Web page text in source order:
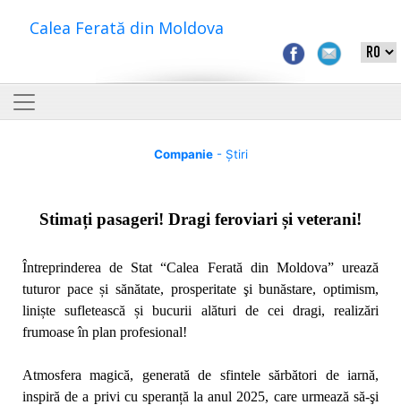
Calea Ferată din Moldova
Companie- Știri
Stimați pasageri! Dragi feroviari și veterani!
Întreprinderea de Stat “Calea Ferată din Moldova” urează
tuturor pace și sănătate, prosperitate şi bunăstare, optimism,
liniște sufletească și bucurii alături de cei dragi, realizări
frumoase în plan profesional!
Atmosfera magică, generată de sfintele sărbători de iarnă,
inspiră de a privi cu speranță la anul 2025, care urmează să-şi